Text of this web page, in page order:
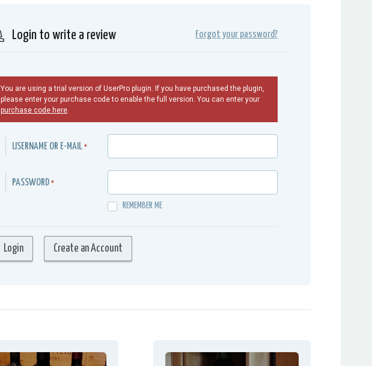
Login to write a review Forgot your password?
You are using a trial version of UserPro plugin. If you have purchased the plugin,
please enter your purchase code to enable the full version. You can enter your
purchase code here.
USERNAME OR E-MAIL *
PASSWORD *
REMEMBER ME